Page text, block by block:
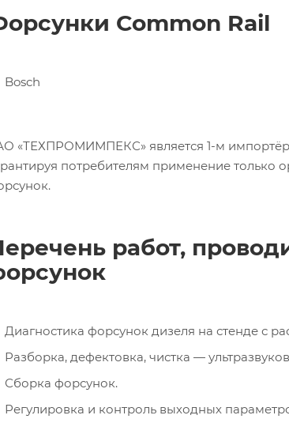
Common Rail
Bosch
«ТЕХПРОМИМПЕКС» является 1-м
потребителям применение только
работ,
Диагностика форсунок дизеля на стенде с
Разборка, дефектовка, чистка —
Сборка форсунок.
Регулировка и контроль выходных